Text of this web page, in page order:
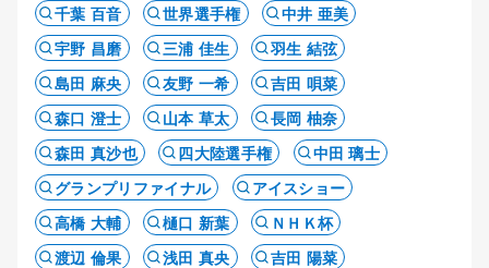
千葉 百音
世界選手権
中井 亜美
宇野 昌磨
三浦 佳生
羽生 結弦
島田 麻央
友野 一希
吉田 唄菜
森口 澄士
山本 草太
長岡 柚奈
森田 真沙也
四大陸選手権
中田 璃士
グランプリファイナル
アイスショー
高橋 大輔
樋口 新葉
ＮＨＫ杯
渡辺 倫果
浅田 真央
吉田 陽菜